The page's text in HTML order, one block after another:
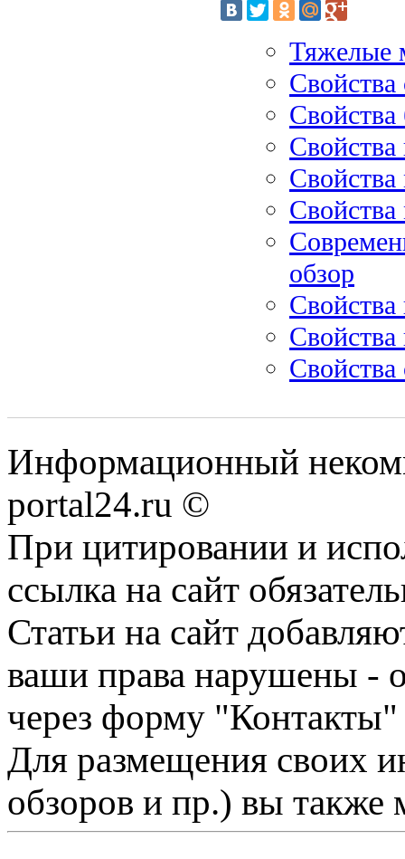
Тяжелые
Свойства
Свойства
Свойства
обзор
Информационный
portal24.ru ©
При цитировании и
ссылка на сайт
Статьи на сайт
ваши права нарушены -
через форму "Контакты"
Для размещения своих
обзоров и пр.) вы также